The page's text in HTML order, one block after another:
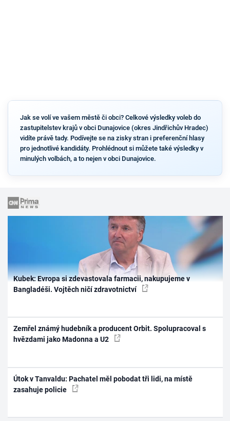
Jak se volí ve vašem městě či obci? Celkové výsledky voleb do
zastupitelstev krajů v obci Dunajovice (okres Jindřichův Hradec)
vidíte právě tady. Podívejte se na zisky stran i preferenční hlasy
pro jednotlivé kandidáty. Prohlédnout si můžete také výsledky v
minulých volbách, a to nejen v obci Dunajovice.
Kubek: Evropa si zdevastovala farmacii, nakupujeme v
Bangladéši. Vojtěch ničí zdravotnictví
Zemřel známý hudebník a producent Orbit. Spolupracoval s
hvězdami jako Madonna a U2
Útok v Tanvaldu: Pachatel měl pobodat tři lidi, na místě
zasahuje policie